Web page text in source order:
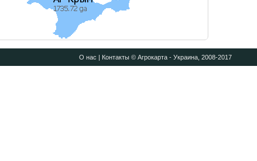
О нас | Контакты© Агрокарта - Украина, 2008-2017